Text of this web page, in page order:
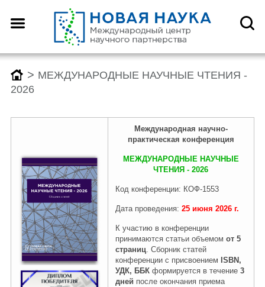
> МЕЖДУНАРОДНЫЕ НАУЧНЫЕ ЧТЕНИЯ -
2026
Международная научно-
практическая конференция
МЕЖДУНАРОДНЫЕ НАУЧНЫЕ
ЧТЕНИЯ - 2026
Код конференции: КОФ-1553
Дата проведения: 25 июня 2026г.
К участию в конференции
принимаются статьи объемом от 5
страниц. Сборник статей
конференции с присвоением ISBN,
УДК, ББКформируется в течение3
дней после окончания приема